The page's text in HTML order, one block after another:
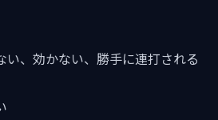
い、効かない、勝手に連打される